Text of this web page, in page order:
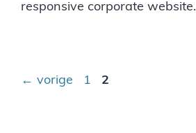
responsive corporate website.
← vorige 1 2